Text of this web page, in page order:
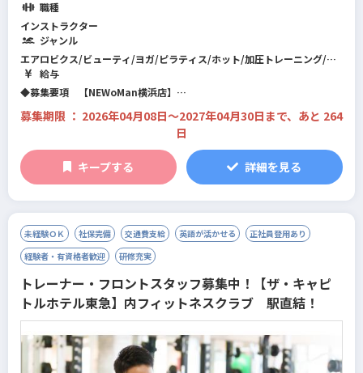
ー・フィットネススタジオ マシンピラティス NEWoMan横浜店」を開
業します。1対6のリフォーマーグループエクササイズとパーソナルトレー
ニングを
※その他、ジェクサー内でのマシンピラティス実施店舗でも合わせて募集
をしております。
職種
インストラクター
ジャンル
エアロビクス/ビューティ/ヨガ/ピラティス/ホット/加圧トレーニング/ス
テップ/ダンス全般/格闘系/カルチャー系/筋力トレーニング/プレコリオ/
バイクエクササイズ/機能改善系/フィットネス全般/パーソナルジム/総合
型フィットネスクラブ
給与
◆募集要項 【NEWoMan横浜店】
営業時間：月～金9:40～20:30 / 土日祝8:10～20:00
グループレッスン：平日水・木曜夜、日曜日終日
パーソナルトレーニング：全日
委託費：グループレッスン（4,500円/60分～経験に応ずる）※交通費含
む
募集期限 ： 2026年04月08日〜2027年04月30日まで、あと 264
日
キープする 詳細を見る
未経験ＯＫ 社保完備 交通費支給 英語が活かせる
正社員登用あり
経験者・有資格者歓迎
研修充実
トレーナー・フロントスタッフ募集中！【ザ・キャピ
トルホテル東急】内フィットネスクラブ 駅直結！